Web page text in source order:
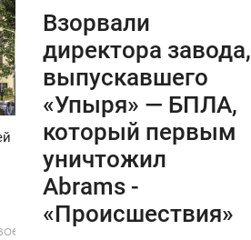
Взорвали
директора завода,
выпускавшего
«Упыря» — БПЛА,
который первым
уничтожил
Abrams -
«Происшествия»